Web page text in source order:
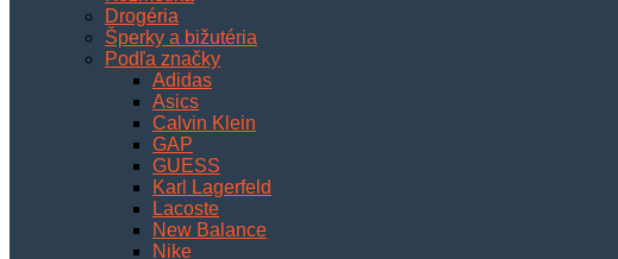
Drogéria
Šperky a bižutéria
Podľa značky
Adidas
Asics
Calvin Klein
GAP
GUESS
Karl Lagerfeld
Lacoste
New Balance
Nike